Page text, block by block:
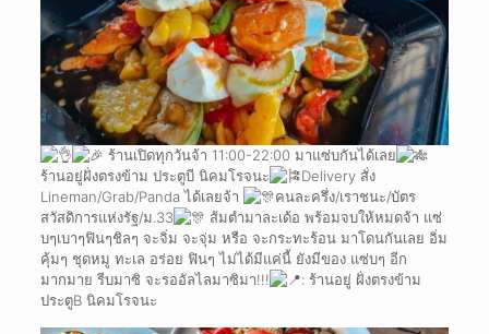
ร้านเปิดทุกวันจ้า 11:00-22:00 มาแซ่บกันได้เลย
ร้านอยู่ฝั่งตรงข้าม ประตูบี นิคมโรจนะ
Delivery สั่ง
Lineman/Grab/Panda ได้เลยจ้า
คนละครึ่ง/เราชนะ/บัตร
สวัสดิการแห่งรัฐ/ม.33
ส้มตำมาละเด้อ พร้อมจบให้หมดจ้า แซ่
บๆเบาๆฟินๆชิลๆ จะจิ่ม จะจุ่ม หรือ จะกระทะร้อน มาโดนกันเลย อิ่ม
คุ้มๆ ชุดหมู ทะเล อร่อย ฟินๆ ไม่ได้มีแค่นี้ ยังมีของ แซ่บๆ อีก
มากมาย รีบมาซิ จะรออัลไลมาซิมา!!!
: ร้านอยู่ ฝั่งตรงข้าม
ประตูB นิคมโรจนะ